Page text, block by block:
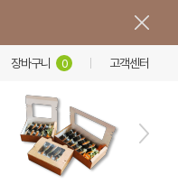
장바구니 0 고객센터